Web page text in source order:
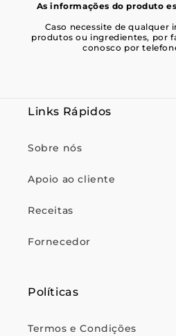
As informações do produto
Caso necessite de qualquer
produtos ou ingredientes, por
conosco por
Links Rápidos
Sobre nós
Apoio ao cliente
Receitas
Fornecedor
Políticas
Termos e Condições